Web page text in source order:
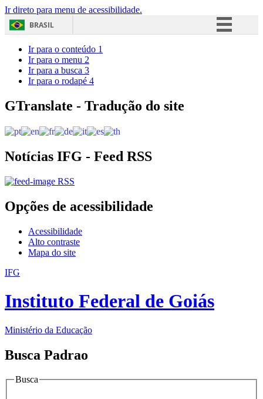
Ir direto para menu de acessibilidade.
BRASIL
Acesso à informação
Ir para o conteúdo 1
Ir para o menu 2
Ir para a busca 3
Ir para o rodapé 4
GTranslate - Tradução do site
Notícias IFG - Feed RSS
RSS
Opções de acessibilidade
Acessibilidade
Alto contraste
Mapa do site
IFG
Instituto Federal de Goiás
Ministério da Educação
Busca Padrao
Busca